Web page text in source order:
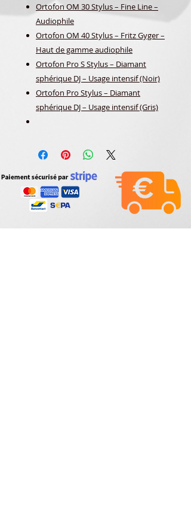
Ortofon OM 30 Stylus – Fine Line –
Audiophile
Ortofon OM 40 Stylus – Fritz Gyger –
Haut de gamme audiophile
Ortofon Pro S Stylus – Diamant
sphérique DJ – Usage intensif(Noir)
Ortofon Pro Stylus – Diamant
sphérique DJ – Usage intensif(Gris)